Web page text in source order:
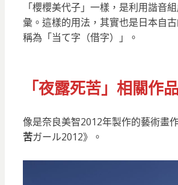
「櫻櫻美代子」一樣，是利用諧音
彙。這樣的用法，其實也是日本自
稱為「当て字（借字）」。
「夜露死苦」相關作品
像是奈良美智2012年製作的藝術畫
苦ガール2012》。